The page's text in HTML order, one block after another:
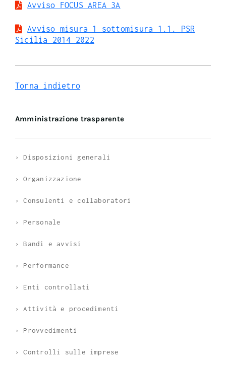
Avviso FOCUS AREA 3A
Avviso misura 1 sottomisura 1.1. PSR
Sicilia 2014 2022
Torna indietro
Amministrazione trasparente
› Disposizioni generali
› Organizzazione
› Consulenti e collaboratori
› Personale
› Bandi e avvisi
› Performance
› Enti controllati
› Attività e procedimenti
› Provvedimenti
› Controlli sulle imprese